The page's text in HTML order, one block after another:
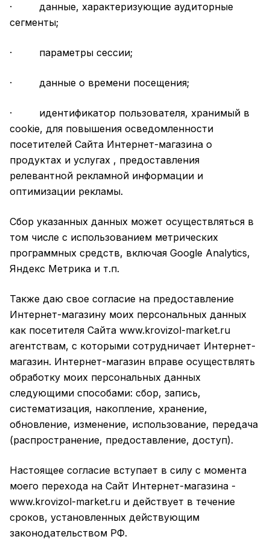
· данные, характеризующие аудиторные
сегменты;
· параметры сессии;
· данные о времени посещения;
· идентификатор пользователя, хранимый в
cookie, для повышения осведомленности
посетителей Сайта Интернет-магазина о
продуктах и услугах , предоставления
релевантной рекламной информации и
оптимизации рекламы.
Сбор указанных данных может осуществляться в
том числе с использованием метрических
программных средств, включая Google Analytics,
Яндекс Метрика и т.п.
Также даю свое согласие на предоставление
Интернет-магазину моих персональных данных
как посетителя Сайта www.krovizol-market.ru
агентствам, с которыми сотрудничает Интернет-
магазин. Интернет-магазин вправе осуществлять
обработку моих персональных данных
следующими способами: сбор, запись,
систематизация, накопление, хранение,
обновление, изменение, использование, передача
(распространение, предоставление, доступ).
Настоящее согласие вступает в силу с момента
моего перехода на Сайт Интернет-магазина -
www.krovizol-market.ru и действует в течение
сроков, установленных действующим
законодательством РФ.